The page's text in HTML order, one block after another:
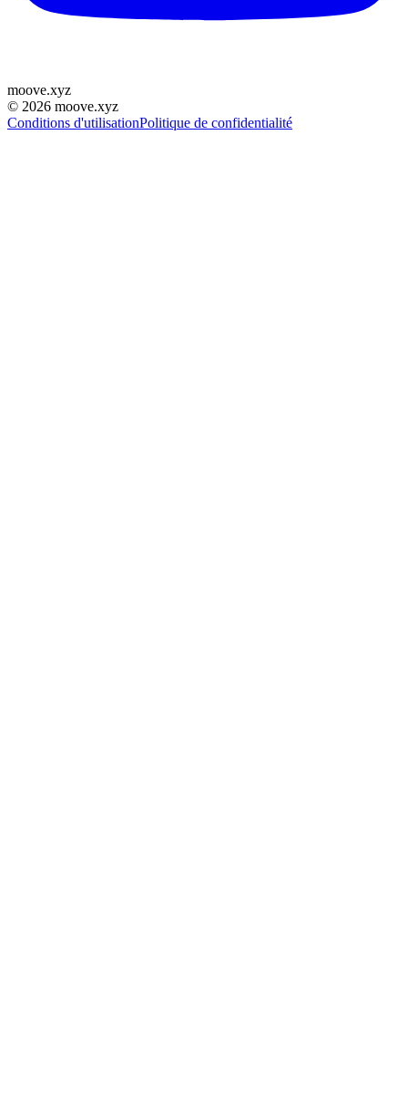
moove.xyz
© 2026 moove.xyz
Conditions d'utilisationPolitique de confidentialité